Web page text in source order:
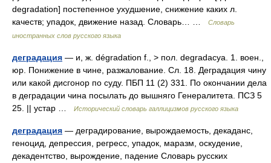
degradation] постепенное ухудшение, снижение каких л.
качеств; упадок, движение назад. Словарь… …
Словарь
иностранных слов русского языка
деградация — и, ж. dégradation f., > пол. degradacya. 1. воен.,
юр. Понижение в чине, разжалование. Сл. 18. Деградация чину
или какой дисгонор по суду. ПБП 11 (2) 331. По окончании дела
в деградации чина посылать до вышняго Генералитета. ПСЗ 5
25. || устар …
Исторический словарь галлицизмов русского языка
деградация — деградирование, вырождаемость, декаданс,
геноцид, депрессия, регресс, упадок, маразм, оскудение,
декадентство, вырождение, падение Словарь русских